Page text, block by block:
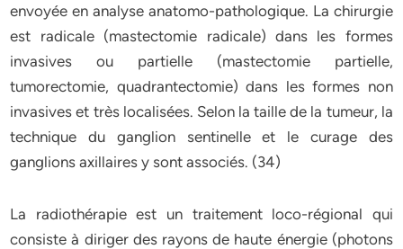
envoyée en analyse anatomo-pathologique. La chirurgie
est radicale (mastectomie radicale) dans les formes
invasives ou partielle (mastectomie partielle,
tumorectomie, quadrantectomie) dans les formes non
invasives et très localisées. Selon la taille de la tumeur, la
technique du ganglion sentinelle et le curage des
ganglions axillaires y sont associés. (34)
La radiothérapie est un traitement loco-régional qui
consiste à diriger des rayons de haute énergie (photons